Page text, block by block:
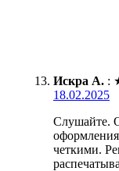
Искра А. :
18.02.2025
Слушайте.
четкими.